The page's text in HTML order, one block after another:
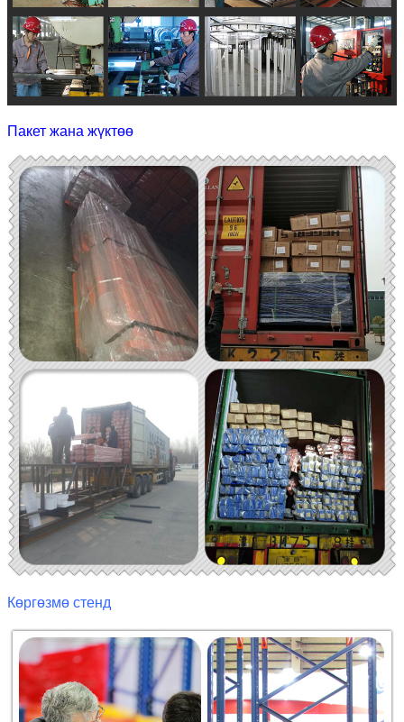
Пакет жана жүктөө
Көргөзмө стенд